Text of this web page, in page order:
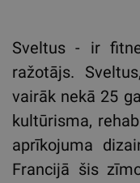
Sveltus - ir
ražotājs.
vairāk nekā 25
kultūrisma,
aprīkojuma
Francijā šis